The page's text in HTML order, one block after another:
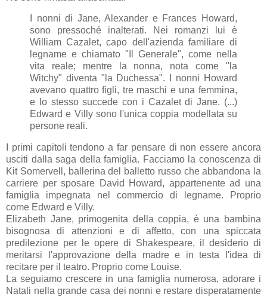
I nonni di Jane, Alexander e Frances Howard,
sono pressoché inalterati. Nei romanzi lui è
William Cazalet, capo dell'azienda familiare di
legname e chiamato "Il Generale", come nella
vita reale; mentre la nonna, nota come "la
Witchy" diventa "la Duchessa". I nonni Howard
avevano quattro figli, tre maschi e una femmina,
e lo stesso succede con i Cazalet di Jane. (...)
Edward e Villy sono l'unica coppia modellata su
persone reali.
I primi capitoli tendono a far pensare di non essere ancora
usciti dalla saga della famiglia. Facciamo la conoscenza di
Kit Somervell, ballerina del balletto russo che abbandona la
carriere per sposare David Howard, appartenente ad una
famiglia impegnata nel commercio di legname. Proprio
come Edward e Villy.
Elizabeth Jane, primogenita della coppia, è una bambina
bisognosa di attenzioni e di affetto, con una spiccata
predilezione per le opere di Shakespeare, il desiderio di
meritarsi l'approvazione della madre e in testa l'idea di
recitare per il teatro. Proprio come Louise.
La seguiamo crescere in una famiglia numerosa, adorare i
Natali nella grande casa dei nonni e restare disperatamente